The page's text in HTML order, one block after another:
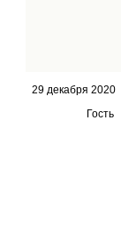
29 декабря 2020
Гость